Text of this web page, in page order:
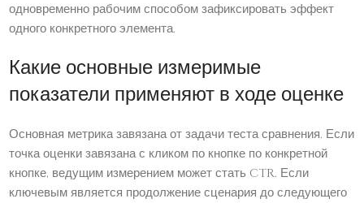
одновременно рабочим способом зафиксировать эффект
одного конкретного элемента.
Какие основные измеримые
показатели применяют в ходе оценке
Основная метрика завязана от задачи теста сравнения. Если
точка оценки завязана с кликом по кнопке по конкретной
кнопке, ведущим измерением может стать CTR. Если
ключевым является продолжение сценария до следующего